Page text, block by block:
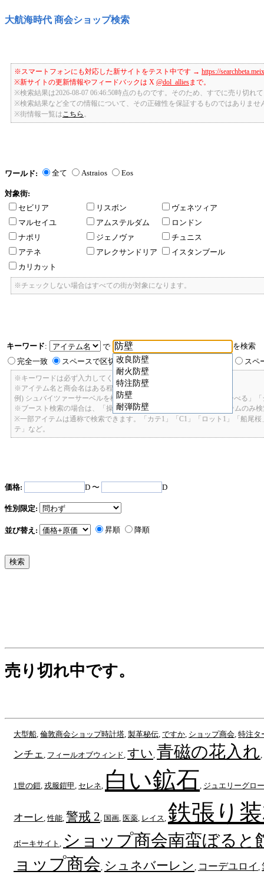
大航海時代 商会ショップ検索
※スマートフォンにも対応した新サイトをテスト中です → https://
※新サイトの更新情報やフィードバックは X @dol_alliesまで。
※検索結果は2026-08-07 06:46:50時点のものです。そのため、すでに売り切れ
※検索結果など全ての情報について、その正確性を保証するものではありませ
※街情報一覧は こちら
ワールド: 全て Astraios Eos
対象街:
セビリア
リスボン
ヴェネツィア
マルセイユ
アムステルダム
ロンドン
ナポリ
ジェノヴァ
チュニス
アテネ
アレクサンドリア
イスタンブール
カリカット
※チェックしない場合はすべての街が対象になります。
キーワード:
で
改良防壁
耐火防壁
特注防壁
防壁
耐弾防壁
を検索
完全一致
スペースで区切ったキーワードのいずれかを含む スペ
※キーワードは必ず入力してください。
※アイテム名と商会名はある程度曖昧に検索できます。
例) シュバイツァーサーベルを検索したい場合: 「しゅばいつあーさーべる」
※ブースト検索の場合は、「操舵+2」で検索すると、操舵+2のアイテムのみ
※一部アイテムは通称で検索できます。「カテ1」「C1」「ロット1」「船尾
テ」など。
価格: D 〜 D
性別限定:
並び替え: 昇順 降順
売り切れ中です。
大型船 倫敦商会ショップ時計塔 製革秘伝 ですか ショップ商会 特注タ
ンチェ フィールオブウィンド すい 青磁の花入れ
1世の鎧 戎服鎧甲 セレネ 白い鉱石 ジュエリーグロ
オーレ ,性能 警戒 2 国画 医薬 レイス 鉄張り
ボーキサイト
ショップ商会南蛮ぼると
ョップ商会 シュネバーレン コーデユロイ